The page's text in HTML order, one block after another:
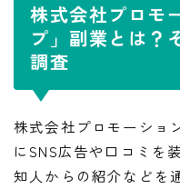
株式会社プロモ
プ」副業とは？
調査
株式会社プロモーショ
にSNS広告や口コミを
知人からの紹介などを